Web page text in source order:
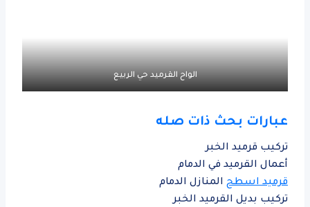
الواح القرميد حي الربيع
عبارات بحث ذات صله
تركيب قرميد الخبر
أعمال القرميد في الدمام
قرميد اسطح المنازل الدمام
تركيب بديل القرميد الخبر